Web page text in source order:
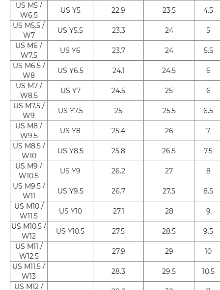
US M5 /
W6.5
US Y5 22.9 23.5
4.5
US M5.5 /
W7
US Y5.5 23.3 24
5
US M6 /
W7.5
US Y6 23.7 24
5.5
US M6.5 /
W8
US Y6.5 24.1 24.5
6
US M7 /
W8.5
US Y7 24.5 25
6
US M7.5 /
W9
US Y7.5 25 25.5
6.5
US M8 /
W9.5
US Y8 25.4 26
7
US M8.5 /
W10
US Y8.5 25.8 26.5
7.5
US M9 /
W10.5
US Y9 26.2 27
8
US M9.5 /
W11
US Y9.5 26.7 27.5
8.5
US M10 /
W11.5
US Y10 27.1 28
9
US M10.5 /
W12
US Y10.5 27.5 28.5
9.5
US M11 /
W12.5
27.9 29
10
US M11.5 /
W13
28.3 29.5
10.5
US M12 /